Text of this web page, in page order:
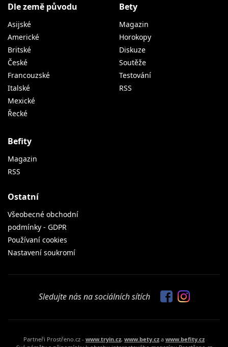
Dle země původu
Asijské
Americké
Britské
České
Francouzské
Italské
Mexické
Řecké
Bety
Magazin
Horokopy
Diskuze
Soutěže
Testování
RSS
Befity
Magazin
RSS
Ostatní
Všeobecné obchodní
podmínky - GDPR
Používaní cookies
Nastavení soukromí
Sledujte nás na sociálních sítích
Partneři Prostřeno.cz - www.tryin.cz, www.bety.cz a www.befity.cz